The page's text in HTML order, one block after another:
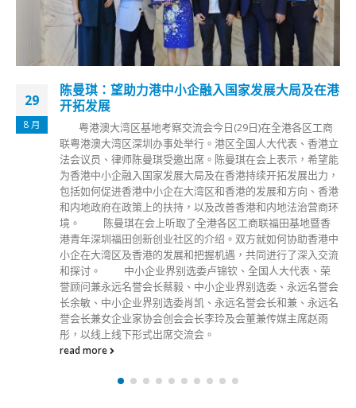
29
8 月
陈曼琪：望助力港中小企融入国家发展大局及在港
开拓发展
粤港澳大湾区基地考察交流会今日(29日)在全港各区工商
联粤港澳大湾区深圳办事处举行。港区全国人大代表、香港立
法会议员、律师陈曼琪受邀出席。陈曼琪在会上表示，希望能
为香港中小企融入国家发展大局及在香港持续开拓发展出力，
包括如何促进香港中小企在大湾区和香港的发展和方向、香港
和内地政府在政策上的扶持，以及改善香港和内地法治营商环
境。 陈曼琪在会上听取了全港各区工商联福田基地暨香
港青年深圳福田创新创业社区的介绍。双方就如何协助香港中
小企在大湾区及香港的发展和把握机遇，共同进行了深入交流
和探讨。 中小企业界别选委卢锦钦、全国人大代表、荣
誉顾问兼永远名誉会长蔡毅、中小企业界别选委、永远名誉会
长余敏、中小企业界别选委肖凯、永远名誉会长和兼、永远名
誉会长兼女企业家协会创会会长李玲及会董兼传媒主席赵雨
彤，以线上线下形式出席交流会。
read more